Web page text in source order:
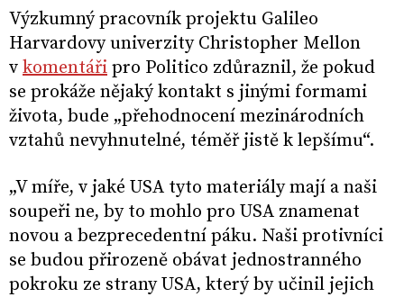
Výzkumný pracovník projektu Galileo
Harvardovy univerzity Christopher Mellon
v komentáři pro Politico zdůraznil, že pokud
se prokáže nějaký kontakt s jinými formami
života, bude „přehodnocení mezinárodních
vztahů nevyhnutelné, téměř jistě k lepšímu“.
„V míře, v jaké USA tyto materiály mají a naši
soupeři ne, by to mohlo pro USA znamenat
novou a bezprecedentní páku. Naši protivníci
se budou přirozeně obávat jednostranného
pokroku ze strany USA, který by učinil jejich